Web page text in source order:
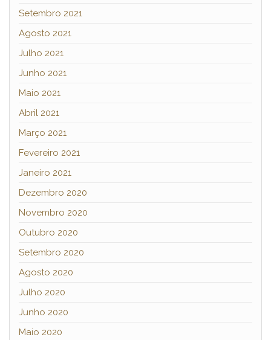
Setembro 2021
Agosto 2021
Julho 2021
Junho 2021
Maio 2021
Abril 2021
Março 2021
Fevereiro 2021
Janeiro 2021
Dezembro 2020
Novembro 2020
Outubro 2020
Setembro 2020
Agosto 2020
Julho 2020
Junho 2020
Maio 2020